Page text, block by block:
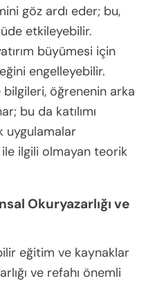
göz ardı eder; bu,
etkileyebilir.
büyümesi için
engelleyebilir.
öğrenenin arka
bu da katılımı
uygulamalar
ilgili olmayan teorik
Okuryazarlığı ve
eğitim ve kaynaklar
ve refahı önemli